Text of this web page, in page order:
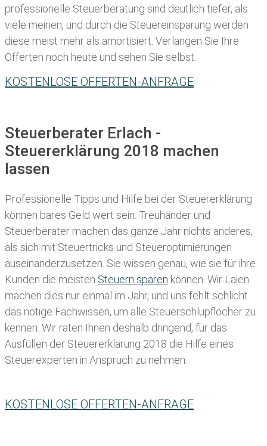
professionelle Steuerberatung sind deutlich tiefer, als
viele meinen, und durch die Steuereinsparung werden
diese meist mehr als amortisiert. Verlangen Sie Ihre
Offerten noch heute und sehen Sie selbst:
KOSTENLOSE OFFERTEN-ANFRAGE
Steuerberater Erlach -
Steuererklärung 2018 machen
lassen
Professionelle Tipps und Hilfe bei der Steuererklärung
können bares Geld wert sein. Treuhänder und
Steuerberater machen das ganze Jahr nichts anderes,
als sich mit Steuertricks und Steueroptimierungen
auseinanderzusetzen. Sie wissen genau, wie sie für ihre
Kunden die meisten Steuern sparen können. Wir Laien
machen dies nur einmal im Jahr, und uns fehlt schlicht
das nötige Fachwissen, um alle Steuerschlupflöcher zu
kennen. Wir raten Ihnen deshalb dringend, für das
Ausfüllen der Steuererklärung 2018 die Hilfe eines
Steuerexperten in Anspruch zu nehmen.
KOSTENLOSE OFFERTEN-ANFRAGE